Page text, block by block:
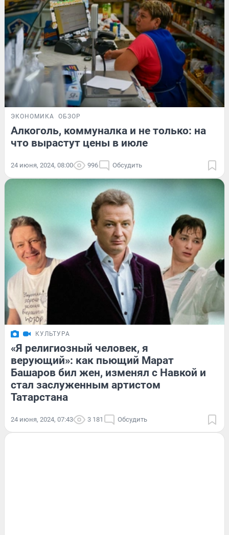
ЭКОНОМИКА ОБЗОР
Алкоголь, коммуналка и не только: на
что вырастут цены в июле
24 июня, 2024, 08:00 996 Обсудить
КУЛЬТУРА
«Я религиозный человек, я
верующий»: как пьющий Марат
Башаров бил жен, изменял с Навкой и
стал заслуженным артистом
Татарстана
24 июня, 2024, 07:43 3 181 Обсудить